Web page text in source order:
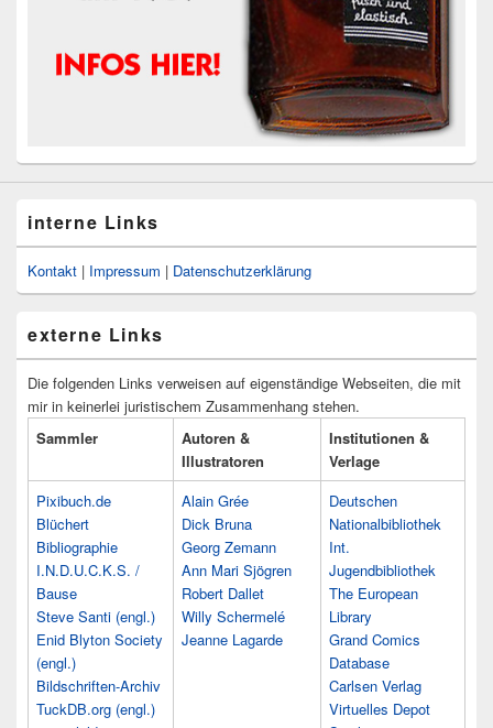
interne Links
Kontakt | Impressum | Datenschutzerklärung
externe Links
Die folgenden Links verweisen auf eigenständige Webseiten, die mit
mir in keinerlei juristischem Zusammenhang stehen.
Sammler
Autoren &
Illustratoren
Institutionen &
Verlage
Pixibuch.de
Blüchert
Bibliographie
I.N.D.U.C.K.S. /
Bause
Steve Santi (engl.)
Enid Blyton Society
(engl.)
Bildschriften-Archiv
TuckDB.org (engl.)
Alain Grée
Dick Bruna
Georg Zemann
Ann Mari Sjögren
Robert Dallet
Willy Schermelé
Jeanne Lagarde
Deutschen
Nationalbibliothek
Int.
Jugendbibliothek
The European
Library
Grand Comics
Database
Carlsen Verlag
Virtuelles Depot